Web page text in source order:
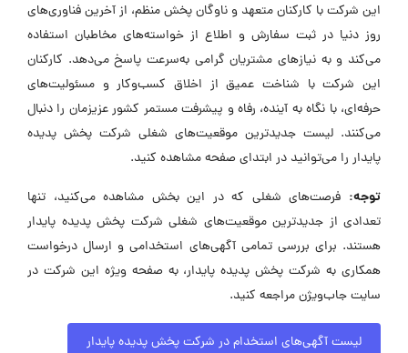
این شرکت با کارکنان متعهد و ناوگان پخش منظم، از آخرین فناوری‌های
روز دنیا در ثبت سفارش و اطلاع از خواسته‌های مخاطبان استفاده
می‌کند و به نیازهای مشتریان گرامی به‌سرعت پاسخ می‌دهد. کارکنان
این شرکت با شناخت عمیق از اخلاق کسب‌وکار و مسئولیت‌های
حرفه‌ای، با نگاه به آینده، رفاه و پیشرفت مستمر کشور عزیزمان را دنبال
می‌کنند. لیست جدیدترین موقعیت‌های شغلی شرکت پخش پدیده
پایدار را می‌توانید در ابتدای صفحه مشاهده کنید.
توجه: فرصت‌های شغلی که در این بخش مشاهده می‌کنید، تنها
تعدادی از جدیدترین موقعیت‌های شغلی شرکت پخش پدیده پایدار
هستند. برای بررسی تمامی آگهی‌های استخدامی و ارسال درخواست
همکاری به شرکت پخش پدیده پایدار، به صفحه ویژه این شرکت در
سایت جاب‌ویژن مراجعه کنید.
لیست آگهی‌های استخدام در شرکت پخش پدیده پایدار